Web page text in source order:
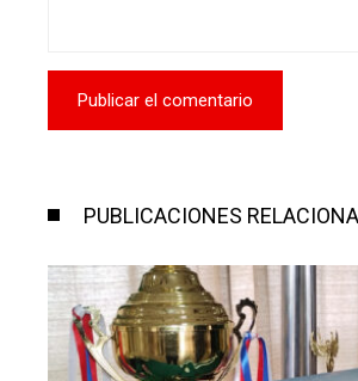
PUBLICACIONES